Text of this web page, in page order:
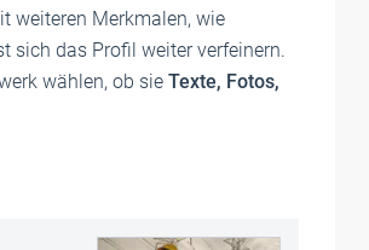
weiteren Merkmalen, wie
sich das Profil weiter verfeinern.
wählen, ob sie Texte, Fotos,